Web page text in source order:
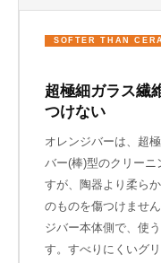
SOFTER THAN
超極細ガラス繊
つけない
オレンジバーは、超
バー(棒)型のクリーニ
すが、陶器より柔ら
のものを傷つけませ
ジバー本体側で、使
す。すべりにくいグ